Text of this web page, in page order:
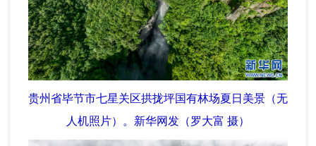
贵州省毕节市七星关区拱拢坪国有林场夏日美景（无
人机照片）。新华网发（罗大富 摄）